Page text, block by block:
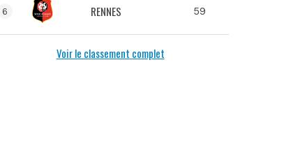
6 RENNES 59
Voir le classement complet